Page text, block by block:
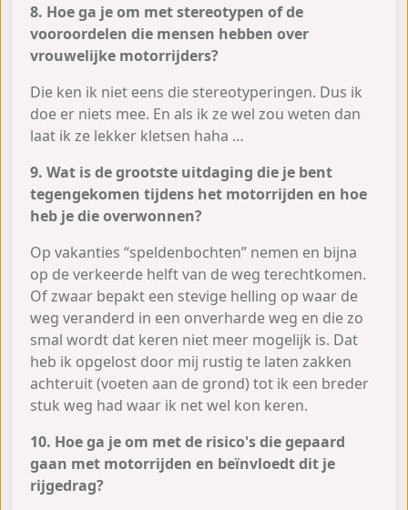
8. Hoe ga je om met stereotypen of de
vooroordelen die mensen hebben over
vrouwelijke motorrijders?
Die ken ik niet eens die stereotyperingen. Dus ik
doe er niets mee. En als ik ze wel zou weten dan
laat ik ze lekker kletsen haha …
9. Wat is de grootste uitdaging die je bent
tegengekomen tijdens het motorrijden en hoe
heb je die overwonnen?
Op vakanties “speldenbochten” nemen en bijna
op de verkeerde helft van de weg terechtkomen.
Of zwaar bepakt een stevige helling op waar de
weg veranderd in een onverharde weg en die zo
smal wordt dat keren niet meer mogelijk is. Dat
heb ik opgelost door mij rustig te laten zakken
achteruit (voeten aan de grond) tot ik een breder
stuk weg had waar ik net wel kon keren.
10. Hoe ga je om met de risico's die gepaard
gaan met motorrijden en beïnvloedt dit je
rijgedrag?